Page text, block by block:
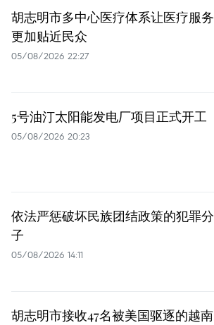
胡志明市多中心医疗体系让医疗服务
更加贴近民众
05/08/2026 22:27
5号油汀太阳能发电厂项目正式开工
05/08/2026 20:23
依法严惩破坏民族团结政策的犯罪分
子
05/08/2026 14:11
胡志明市接收47名被美国驱逐的越南